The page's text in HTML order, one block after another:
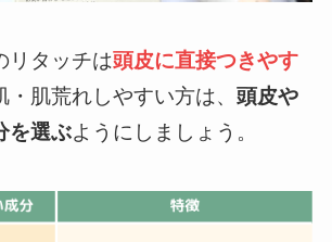
リタッチは頭皮に直接つきやす
肌荒れしやすい方は、 頭皮や
を選ぶようにしましょう。